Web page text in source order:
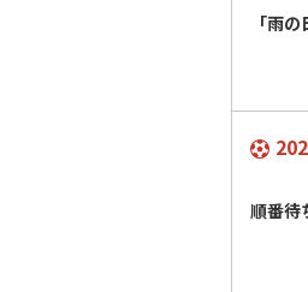
「雨
順番待